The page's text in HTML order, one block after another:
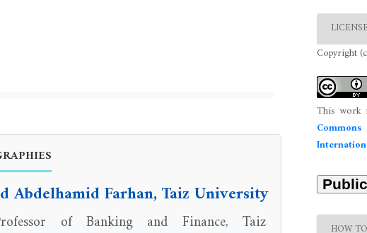
Abdelhamid Farhan, Taiz University
of Banking and Finance, Taiz
LICENSE
Copyright
This work
HOW